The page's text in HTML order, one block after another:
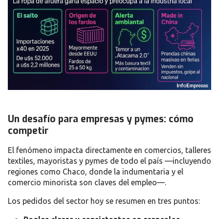
Un desafío para empresas y pymes: cómo
competir
El fenómeno impacta directamente en comercios, talleres
textiles, mayoristas y pymes de todo el país —incluyendo
regiones como Chaco , donde la indumentaria y el
comercio minorista son claves del empleo—.
Los pedidos del sector hoy se resumen en tres puntos: